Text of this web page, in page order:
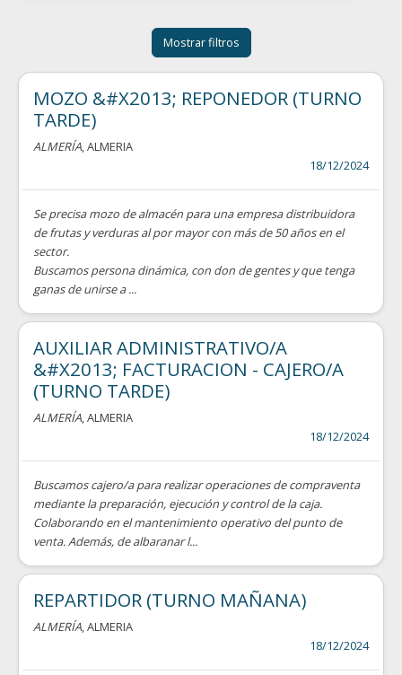
Mostrar filtros
MOZO &#X2013; REPONEDOR (TURNO
TARDE)
ALMERÍA, ALMERIA
18/12/2024
Se precisa mozo de almacén para una empresa distribuidora
de frutas y verduras al por mayor con más de 50 años en el
sector.
Buscamos persona dinámica, con don de gentes y que tenga
ganas de unirse a ...
AUXILIAR ADMINISTRATIVO/A
&#X2013; FACTURACION - CAJERO/A
(TURNO TARDE)
ALMERÍA, ALMERIA
18/12/2024
Buscamos cajero/a para realizar operaciones de compraventa
mediante la preparación, ejecución y control de la caja.
Colaborando en el mantenimiento operativo del punto de
venta. Además, de albaranar l...
REPARTIDOR (TURNO MAÑANA)
ALMERÍA, ALMERIA
18/12/2024